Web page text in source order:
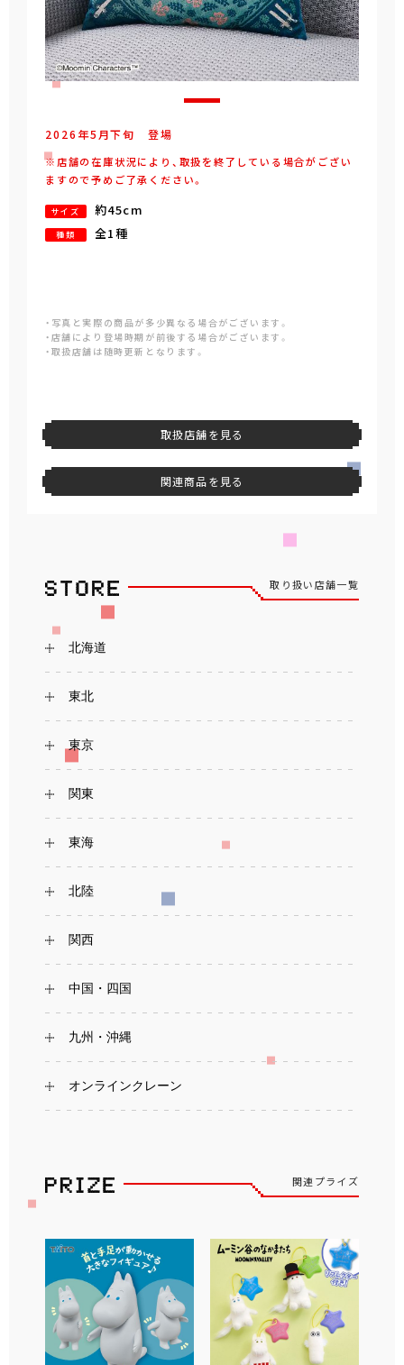
2026年5 月下旬 登場
※店舗の在庫状況により、取扱を終了している場合がござい
ますので予めご了承ください。
サイズ 約45cm
種類 全1種
・写真と実際の商品が多少異なる場合がございます。
・店舗により登場時期が前後する場合がございます。
・取扱店舗は随時更新となります。
取扱店舗を見る
関連商品を見る
取り扱い店舗一覧
北海道
東北
東京
関東
東海
北陸
関西
中国・四国
九州・沖縄
オンラインクレーン
関連プライズ